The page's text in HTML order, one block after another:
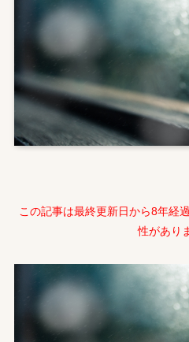
この記事は最終更新日から8年経
性があり